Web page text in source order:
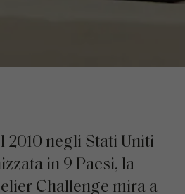
2010 negli Stati Uniti
in 9 Paesi, la
Challenge mira a